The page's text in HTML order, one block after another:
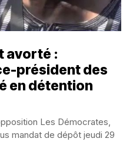
avorté :
président des
en détention
Les Démocrates,
mandat de dépôt jeudi 29